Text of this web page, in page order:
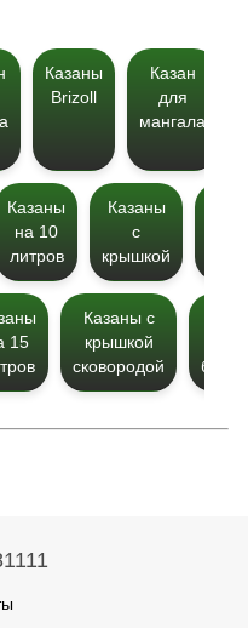
Казаны
Brizoll
Казан
для
мангала
Казаны
на 10
литров
Казаны
с
крышкой
15
Казаны с
крышкой
сковородой